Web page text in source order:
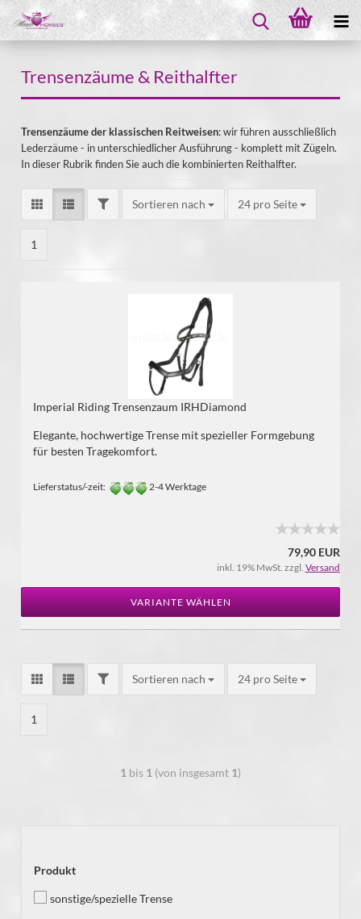
Trensenzäume & Reithalfter
Trensenzäume der klassischen Reitweisen: wir führen ausschließlich
Lederzäume - in unterschiedlicher Ausführung - komplett mit Zügeln.
In dieser Rubrik finden Sie auch die kombinierten Reithalfter.
Sortieren nach 24 pro Seite
1
Imperial Riding Trensenzaum IRHDiamond
Elegante, hochwertige Trense mit spezieller Formgebung
für besten Tragekomfort.
Lieferstatus/-zeit: 2-4 Werktage
79,90 EUR
inkl. 19% MwSt. zzgl. Versand
VARIANTE WÄHLEN
Sortieren nach 24 pro Seite
1
1 bis 1 (von insgesamt 1)
Produkt
sonstige/spezielle Trense